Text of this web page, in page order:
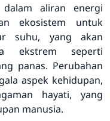
dalam aliran energi
ekosistem untuk
suhu, yang akan
ekstrem seperti
panas. Perubahan
aspek kehidupan,
hayati, yang
manusia.